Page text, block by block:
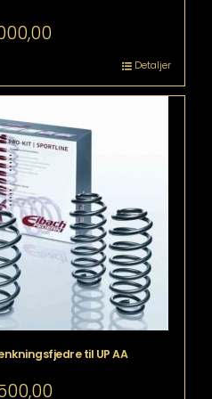
Detaljer
til UP AA